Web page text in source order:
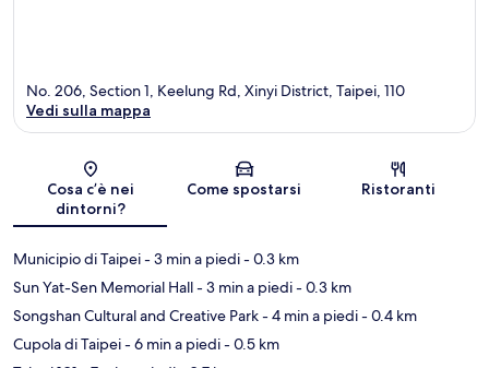
Mappa
No. 206, Section 1, Keelung Rd, Xinyi District, Taipei, 110
Vedi sulla mappa
Cosa c’è nei
dintorni?
Come spostarsi Ristoranti
Municipio di Taipei- 3 min a piedi- 0.3 km
Sun Yat-Sen Memorial Hall- 3 min a piedi- 0.3 km
Songshan Cultural and Creative Park- 4 min a piedi- 0.4 km
Cupola di Taipei- 6 min a piedi- 0.5 km